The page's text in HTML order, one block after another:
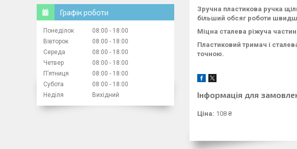
Зручна пластикова ручка
більший обсяг роботи
Міцна сталева ріжуча
Пластиковий тримач і
точною.
Інформація для
Ціна: 108 ₴
Графік роботи
Понеділок 08:00
18:00
Вівторок
08:00
18:00
Середа
08:00
18:00
Четвер
08:00
18:00
Пʼятниця
08:00
18:00
Субота
08:00
18:00
Неділя
Вихідний